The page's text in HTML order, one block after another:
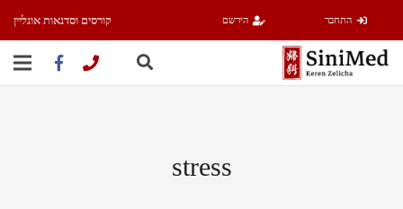
קורסים וסדנאות אונליין הירשם התחבר
stress